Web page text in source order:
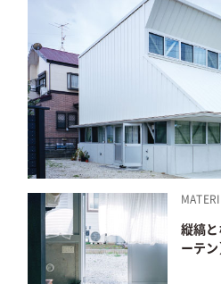
縦縞
ーテン